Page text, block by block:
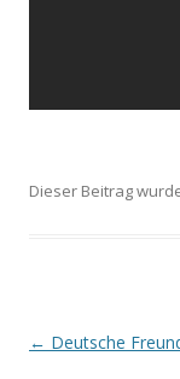
Dieser Beitrag
Artikel-
← Deutsche